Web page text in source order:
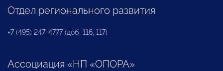
Отдел регионального развития
+7 (495) 247-4777 (доб. 116, 117)
Ассоциация «НП «ОПОРА»